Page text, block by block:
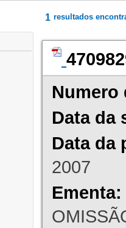
1 resultados
Numero
Data da
Data da
2007
Ementa: